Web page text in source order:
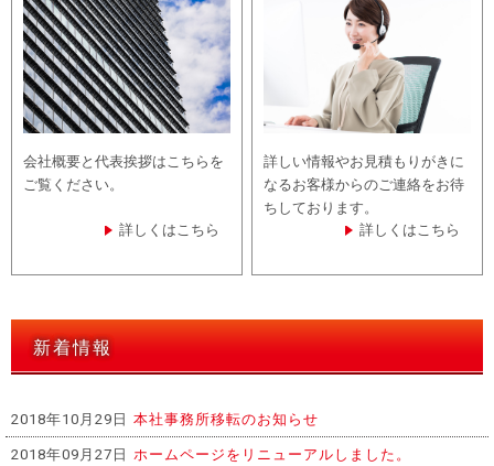
会社概要と代表挨拶はこちらを
ご覧ください。
詳しくはこちら
詳しい情報やお見積もりがきに
なるお客様からのご連絡をお待
ちしております。
詳しくはこちら
新着情報
2018年10月29日 本社事務所移転のお知らせ
2018年09月27日 ホームページをリニューアルしました。